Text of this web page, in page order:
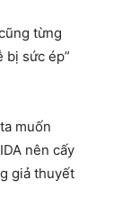
từng
bị sức ép”
muốn
nên cấy
giả thuyết